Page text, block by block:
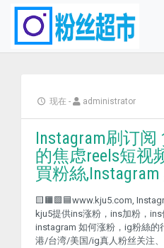
现在 - administrator
Instagram刷订
的焦虑reels短视
買粉絲
🟨🟧🟩🟦www.kju5.com,
kju5提供ins涨粉，ins加粉，
instagram 如何涨粉，ig粉絲的
港/台湾/美国/ig真人粉丝关注